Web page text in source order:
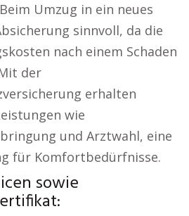
Umzug in ein neues
sinnvoll, da die
nach einem Schaden
der
erhalten
wie
und Arztwahl, eine
für Komfortbedürfnisse.
sowie